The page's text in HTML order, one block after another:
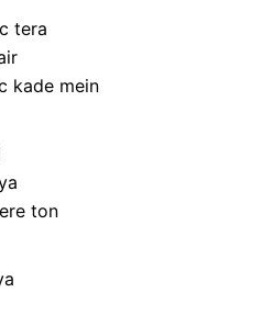
tera
kade mein
ton